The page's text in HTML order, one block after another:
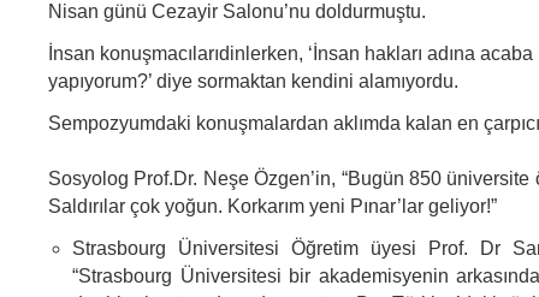
Nisan günü Cezayir Salonu’nu doldurmuştu.
İnsan konuşmacılarıdinlerken, ‘İnsan hakları adına
yapıyorum?’ diye sormaktan kendini alamıyordu.
Sempozyumdaki konuşmalardan aklımda kalan en
Sosyolog Prof.Dr. Neşe Özgen’in, “Bugün 850
Saldırılar çok yoğun. Korkarım yeni Pınar’lar geliyor!”
Strasbourg Üniversitesi Öğretim üyesi Prof. Dr
“Strasbourg Üniversitesi bir akademisyenin